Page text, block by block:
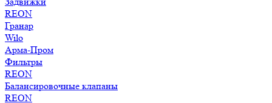
REON
Гранар
Wilo
Арма-Пром
Фильтры
REON
Балансировочные клапаны
REON